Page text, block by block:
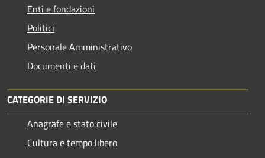
Enti e fondazioni
Politici
Personale Amministrativo
Documenti e dati
CATEGORIE DI SERVIZIO
Anagrafe e stato civile
Cultura e tempo libero